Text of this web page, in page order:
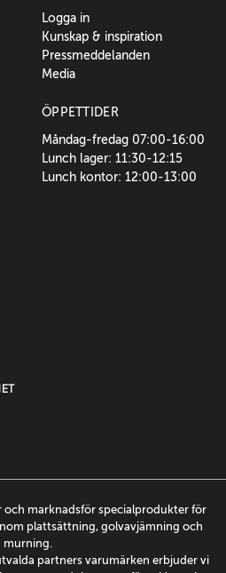
Logga in
Kunskap & inspiration
Pressmeddelanden
Media
ÖPPETTIDER
Måndag-fredag 07:00-16:00
Lunch lager: 11:30-12:15
Lunch kontor: 12:00-13:00
marknadsför specialprodukter för
plattsättning, golvavjämning och
murning.
partners varumärken erbjuder vi